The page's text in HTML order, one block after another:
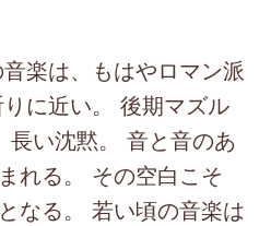
楽は、もはやロマン派
に近い。 後期マズル
長い沈黙。 音と音のあ
れる。 その空白こそ
なる。 若い頃の音楽は